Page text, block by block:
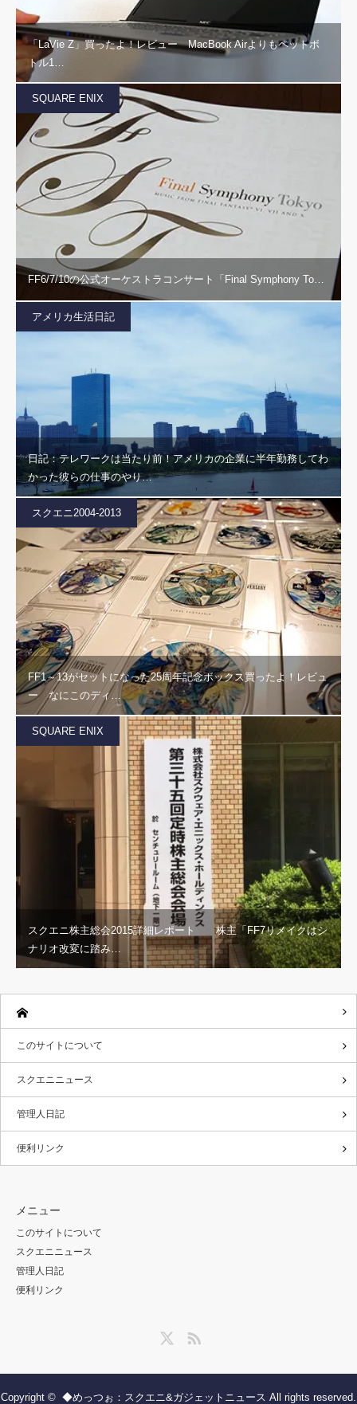
「LaVie Z」買ったよ！レビュー MacBook Airよりもペットボ
トル1…
SQUARE ENIX
FF6/7/10の公式オーケストラコンサート「Final Symphony To…
アメリカ生活日記
日記：テレワークは当たり前！アメリカの企業に半年勤務してわ
かった彼らの仕事のやり…
スクエニ2004-2013
FF1～13がセットになった25周年記念ボックス買ったよ！レビュ
ー なにこのディ…
SQUARE ENIX
スクエニ株主総会2015詳細レポート 株主「FF7リメイクはシ
ナリオ改変に踏み…
このサイトについて
スクエニニュース
管理人日記
便利リンク
メニュー
このサイトについて
スクエニニュース
管理人日記
便利リンク
Copyright © ◆めっつぉ：スクエニ&ガジェットニュース All rights reserved.